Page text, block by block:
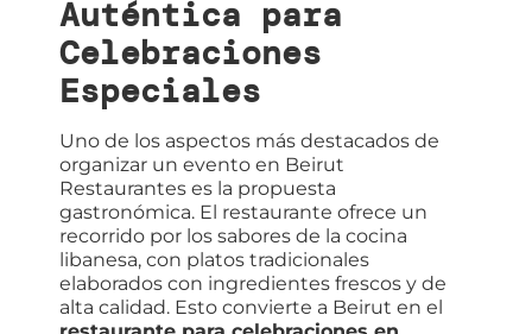
Auténtica para
Celebraciones
Especiales
Uno de los aspectos más destacados de
organizar un evento en Beirut
Restaurantes es la propuesta
gastronómica. El restaurante ofrece un
recorrido por los sabores de la cocina
libanesa, con platos tradicionales
elaborados con ingredientes frescos y de
alta calidad. Esto convierte a Beirut en el